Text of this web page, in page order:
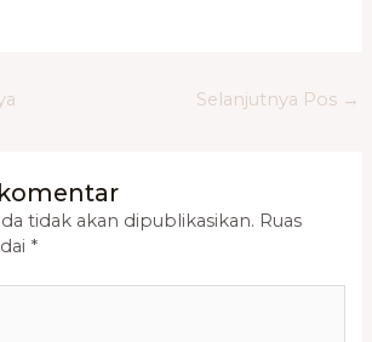
Selanjutnya Pos →
tidak akan dipublikasikan. Ruas
*